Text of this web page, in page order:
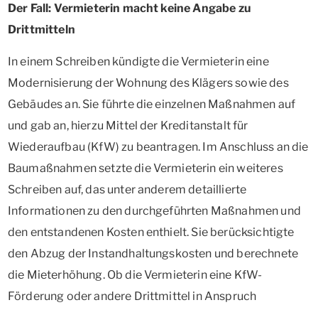
Der Fall: Vermieterin macht keine Angabe zu
Drittmitteln
In einem Schreiben kündigte die Vermieterin eine
Modernisierung der Wohnung des Klägers sowie des
Gebäudes an. Sie führte die einzelnen Maßnahmen auf
und gab an, hierzu Mittel der Kreditanstalt für
Wiederaufbau (KfW) zu beantragen. Im Anschluss an die
Baumaßnahmen setzte die Vermieterin ein weiteres
Schreiben auf, das unter anderem detaillierte
Informationen zu den durchgeführten Maßnahmen und
den entstandenen Kosten enthielt. Sie berücksichtigte
den Abzug der Instandhaltungskosten und berechnete
die Mieterhöhung. Ob die Vermieterin eine KfW-
Förderung oder andere Drittmittel in Anspruch